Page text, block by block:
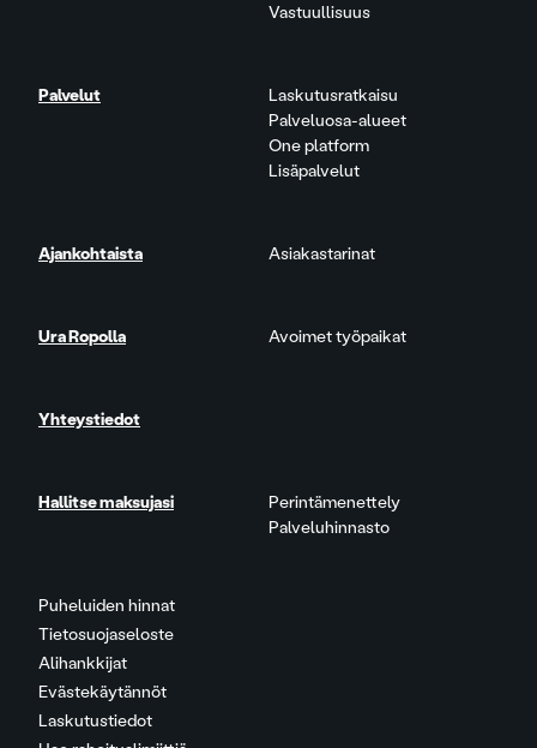
Puheluiden hinnat
Tietosuojaseloste
Alihankkijat
Evästekäytännöt
Laskutustiedot
Vastuullisuus
Palvelut
Laskutusratkaisu
Palveluosa-alueet
One platform
Lisäpalvelut
Ajankohtaista Asiakastarinat
Ura Ropolla Avoimet työpaikat
Yhteystiedot
Hallitse maksujasi
Perintämenettely
Palveluhinnasto